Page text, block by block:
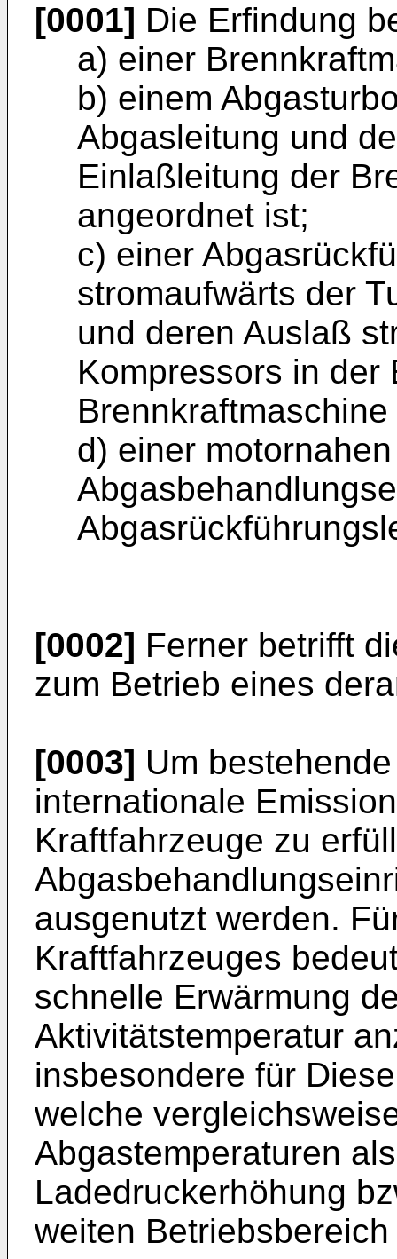
[0001] Die Erfindung
a) einer
b) einem
Abgasleitung und
Einlaßleitung der
angeordnet ist;
c) einer
stromaufwärts der
und deren Auslaß
Kompressors in der
d) einer
[0002] Ferner betrifft
zum Betrieb eines
[0003] Um
internationale
Kraftfahrzeuge zu
ausgenutzt werden.
Kraftfahrzeuges
schnelle Erwärmung
Aktivitätstemperatur
insbesondere für
welche
Abgastemperaturen
Ladedruckerhöhung
weiten